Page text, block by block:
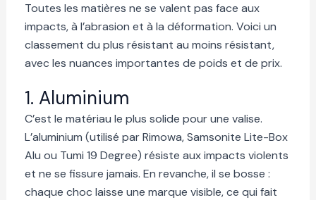
Toutes les matières ne se valent pas face aux
impacts, à l’abrasion et à la déformation. Voici un
classement du plus résistant au moins résistant,
avec les nuances importantes de poids et de prix.
1. Aluminium
C’est le matériau le plus solide pour une valise.
L’aluminium (utilisé par Rimowa, Samsonite Lite-Box
Alu ou Tumi 19 Degree) résiste aux impacts violents
et ne se fissure jamais. En revanche, il se bosse :
chaque choc laisse une marque visible, ce qui fait